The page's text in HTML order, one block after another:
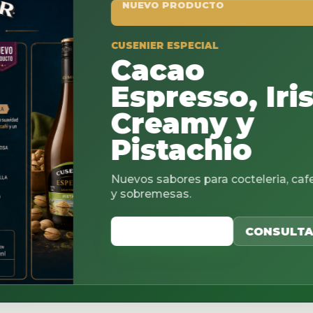
NUEVO PRODUCTO
CUSENIER ESPECIAL
Cacao
Espresso, Irish
Creamy y
Pistachio
Nuevos sabores para cocteleria, cafeterias
y sobremesas.
VER CATALOGO